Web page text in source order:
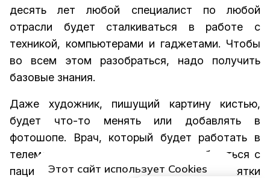
десять лет любой специалист по любой
отрасли будет сталкиваться в работе с
техникой, компьютерами и гаджетами. Чтобы
во всем этом разобраться, надо получить
базовые знания.
Даже художник, пишущий картину кистью,
будет что-то менять или добавлять в
фотошопе. Врач, который будет работать в
телемедицине, должен знать, как общаться с
пациентом, который находится за десятки
Этот сайт использует Cookies